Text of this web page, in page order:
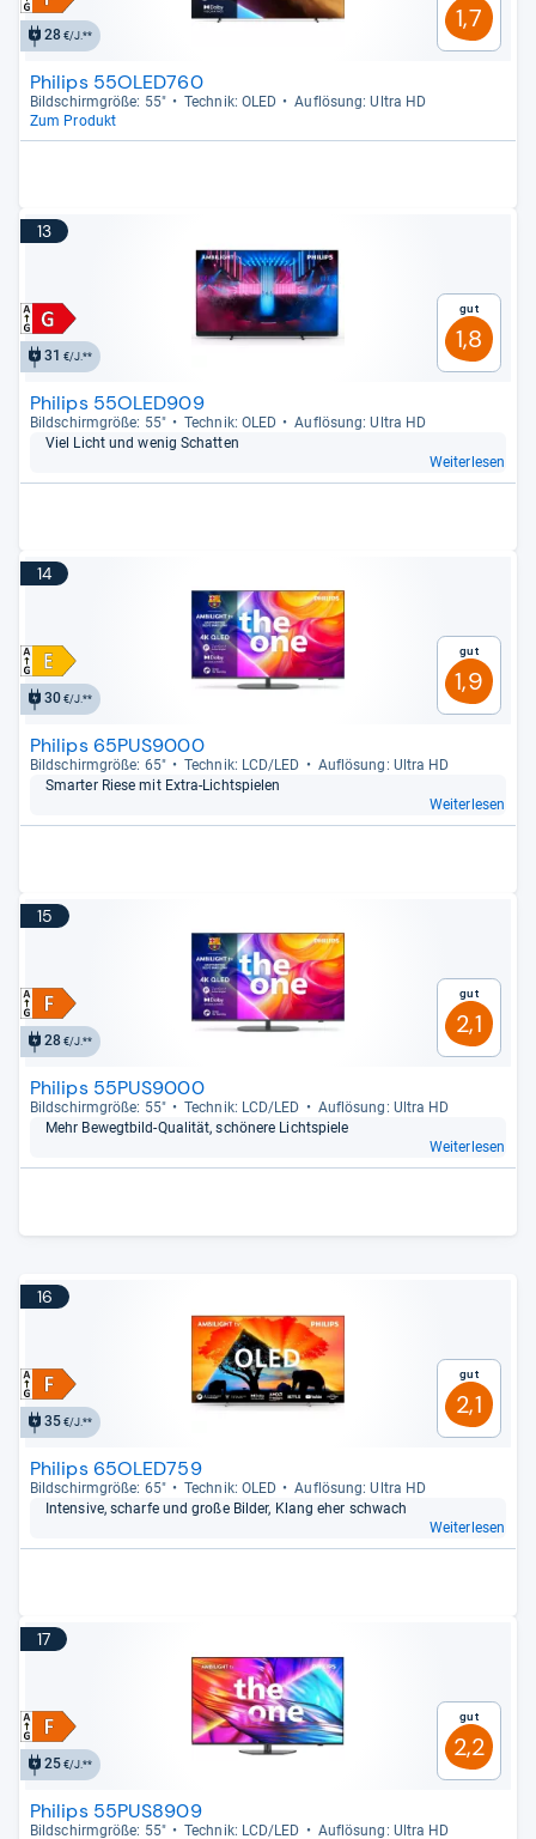
28€/J.**
1,7
Philips 55OLED760
Bild­schirm­größe: 55" Tech­nik: OLED
Auf­lö­sung: Ultra HD
Zum Produkt
13
31 €/J.**
Gut
1,8
Philips 55OLED909
Bild­schirm­größe: 55" Tech­nik: OLED
Auf­lö­sung: Ultra HD
Viel Licht und wenig Schat­ten
Weiterlesen
14
30€/J.**
Gut
1,9
Philips 65PUS9000
Bild­schirm­größe: 65" Tech­nik: LCD/LED
Auf­lö­sung: Ultra HD
Smar­ter Riese mit Extra-​Licht­spie­len
Weiterlesen
15
28€/J.**
Gut
2,1
Philips 55PUS9000
Bild­schirm­größe: 55" Tech­nik: LCD/LED
Auf­lö­sung: Ultra HD
Mehr Bewegt­bild-​Qua­li­tät, schö­nere Licht­spiele
Weiterlesen
16
35€/J.**
Gut
2,1
Philips 65OLED759
Bild­schirm­größe: 65" Tech­nik: OLED
Auf­lö­sung: Ultra HD
Inten­sive, scharfe und große Bil­der, Klang eher schwach
Weiterlesen
17
25€/J.**
Gut
2,2
Philips 55PUS8909
Bild­schirm­größe: 55" Tech­nik: LCD/LED
Auf­lö­sung: Ultra HD